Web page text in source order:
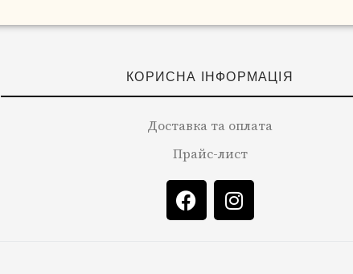
КОРИСНА ІНФОРМАЦІЯ
Доставка та оплата
Прайс-лист